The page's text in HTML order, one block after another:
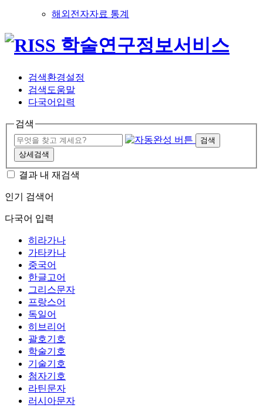
해외전자자료 통계
검색환경설정
검색도움말
다국어입력
검색
검색
상세검색
결과 내 재검색
인기 검색어
다국어 입력
히라가나
가타카나
중국어
한글고어
그리스문자
프랑스어
독일어
히브리어
괄호기호
학술기호
기술기호
첨자기호
라틴문자
러시아문자